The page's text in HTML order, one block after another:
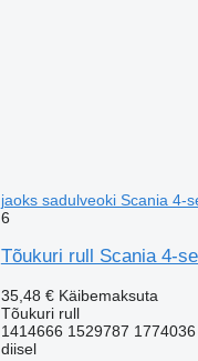
jaoks sadulveoki Scania 4-
6
Tõukuri rull Scania 4-
35,48 € Käibemaksuta
Tõukuri rull
1414666 1529787 1774036
diisel